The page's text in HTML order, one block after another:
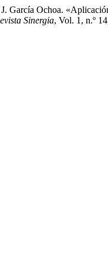
García Ochoa.
Sinergia, Vol. 1, n.º